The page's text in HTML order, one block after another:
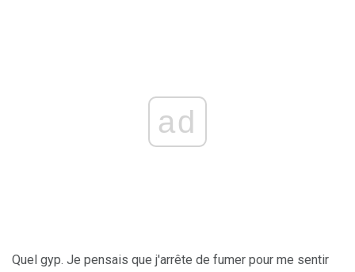
ad
Quel gyp. Je pensais que j'arrête de fumer pour me sentir